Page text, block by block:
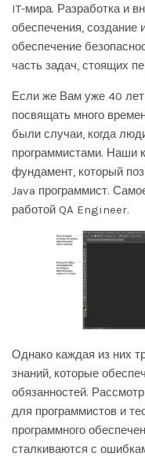
IT-мира. Разработка и
обеспечения, создание
обеспечение
часть задач, стоящих
Если же Вам уже 40
посвящать много
были случаи, когда
программистами. Наши
фундамент, который
Java программист.
работой QA Engineer.
Однако каждая из них
знаний, которые
обязанностей.
для программистов и
программного
сталкиваются с